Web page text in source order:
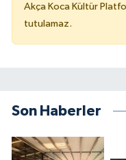
Akça Koca Kültür
tutulamaz.
Son Haberler